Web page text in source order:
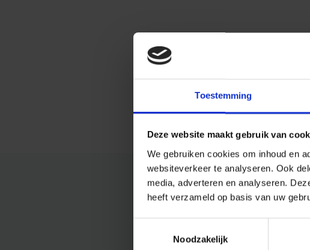
Toestemming
Deze website maakt gebruik van
We gebruiken cookies om inhoud en
websiteverkeer te analyseren. Ook
media, adverteren en analyseren.
heeft verzameld op basis van uw
Noodzakelijk